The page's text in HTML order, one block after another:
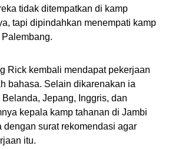
tidak ditempatkan di kamp
tapi dipindahkan menempati kamp
Rick kembali mendapat pekerjaan
bahasa. Selain dikarenakan ia
Jepang, Inggris, dan
kepala kamp tahanan di Jambi
dengan surat rekomendasi agar
itu.